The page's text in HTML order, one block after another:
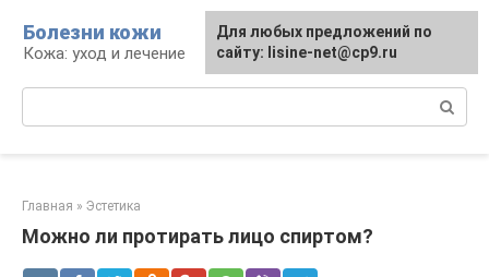
контенту
Болезни кожи
Кожа: уход и лечение
Главная » Эстетика
Можно ли протирать лицо спиртом?
Для любых предложений по
сайту: lisine-net@cp9.ru